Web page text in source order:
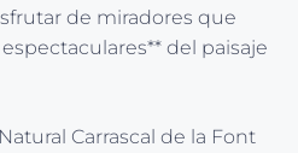
de miradores que
del paisaje
Carrascal de la Font